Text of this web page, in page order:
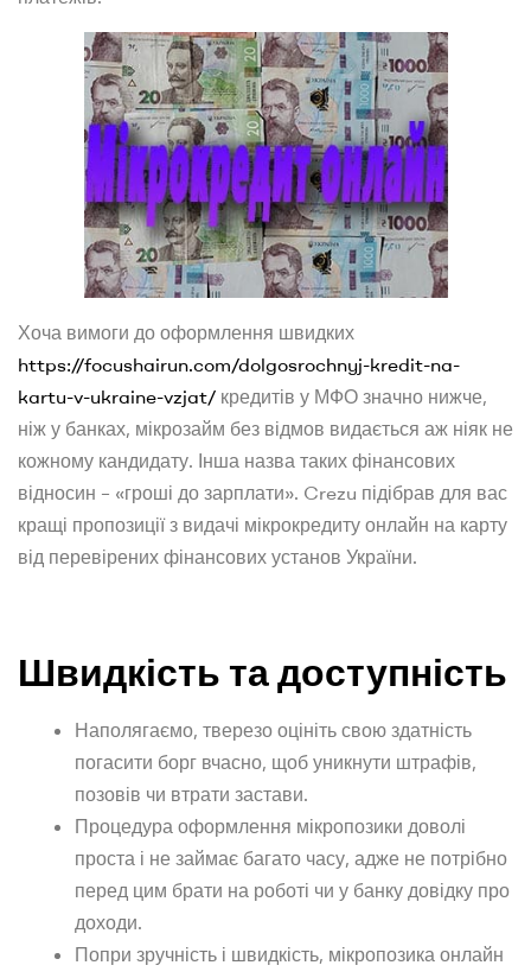
Хоча вимоги до оформлення швидких
https://focushairun.com/dolgosrochnyj-kredit-na-
kartu-v-ukraine-vzjat/ кредитів у МФО значно нижче,
ніж у банках, мікрозайм без відмов видається аж ніяк не
кожному кандидату. Інша назва таких фінансових
відносин – «гроші до зарплати». Crezu підібрав для вас
кращі пропозиції з видачі мікрокредиту онлайн на карту
від перевірених фінансових установ України.
Швидкість та доступність
Наполягаємо, тверезо оцініть свою здатність
погасити борг вчасно, щоб уникнути штрафів,
позовів чи втрати застави.
Процедура оформлення мікропозики доволі
проста і не займає багато часу, адже не потрібно
перед цим брати на роботі чи у банку довідку про
доходи.
Попри зручність і швидкість, мікропозика онлайн